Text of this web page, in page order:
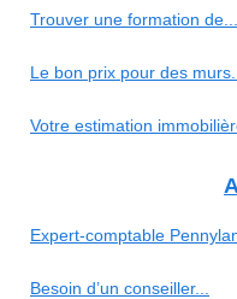
Trouver une formation de...
Le bon prix pour des murs...
Votre estimation
Expert-comptable
Besoin d’un conseiller...